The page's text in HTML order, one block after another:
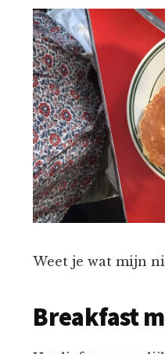
Weet je wat mijn
Breakfast